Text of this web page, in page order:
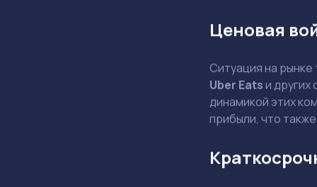
Ценовая
Ситуация на
Uber Eatsи
динамикой этих
прибыли, что